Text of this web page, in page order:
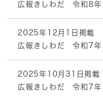
広報きしわだ 令和8
2025年12月1日掲載
広報きしわだ 令和7
2025年10月31日掲載
広報きしわだ 令和7